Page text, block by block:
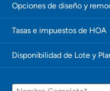
Opciones de diseño y
Tasas e impuestos de HOA
Disponibilidad de Lote y